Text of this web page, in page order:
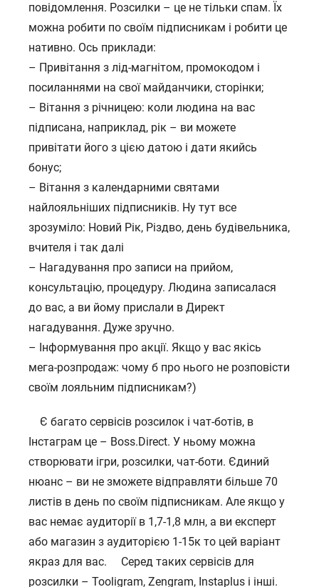
повідомлення. Розсилки – це не тільки спам. Їх
можна робити по своїм підписникам і робити це
нативно. Ось приклади: ⠀
– Привітання з лід-магнітом, промокодом і
посиланнями на свої майданчики, сторінки;
– Вітання з річницею: коли людина на вас
підписана, наприклад, рік – ви можете
привітати його з цією датою і дати якийсь
бонус;
– Вітання з календарними святами
найлояльніших підписників. Ну тут все
зрозуміло: Новий Рік, Різдво, день будівельника,
вчителя і так далі
– Нагадування про записи на прийом,
консультацію, процедуру. Людина записалася
до вас, а ви йому прислали в Директ
нагадування. Дуже зручно.
– Інформування про акції. Якщо у вас якісь
мега-розпродаж: чому б про нього не розповісти
своїм лояльним підписникам?)
⠀ Є багато сервісів розсилок і чат-ботів, в
Інстаграм це – Boss.Direct. У ньому можна
створювати ігри, розсилки, чат-боти. Єдиний
нюанс – ви не зможете відправляти більше 70
листів в день по своїм підписникам. Але якщо у
вас немає аудиторії в 1,7-1,8 млн, а ви експерт
або магазин з аудиторією 1-15к то цей варіант
якраз для вас. ⠀ Серед таких сервісів для
розсилки – Tooligram, Zengram, Instaplus і інші.